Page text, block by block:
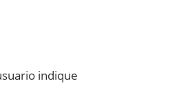
indique